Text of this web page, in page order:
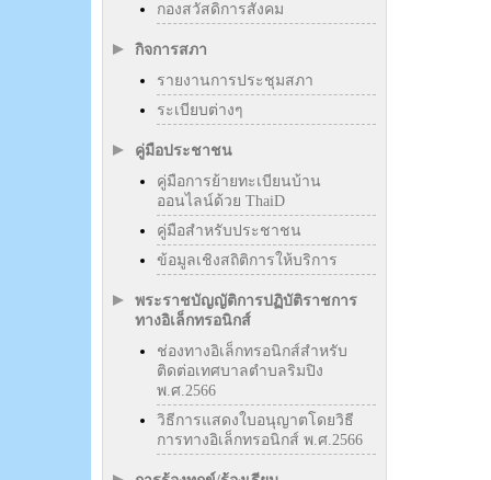
กองสวัสดิการสังคม
กิจการสภา
รายงานการประชุมสภา
ระเบียบต่างๆ
คู่มือประชาชน
คู่มือการย้ายทะเบียนบ้าน
ออนไลน์ด้วย ThaiD
คู่มือสำหรับประชาชน
ข้อมูลเชิงสถิติการให้บริการ
พระราชบัญญัติการปฏิบัติราชการ
ทางอิเล็กทรอนิกส์
ช่องทางอิเล็กทรอนิกส์สำหรับ
ติดต่อเทศบาลตำบลริมปิง
พ.ศ.2566
วิธีการแสดงใบอนุญาตโดยวิธี
การทางอิเล็กทรอนิกส์ พ.ศ.2566